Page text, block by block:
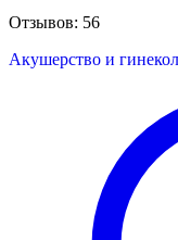
Отзывов: 56
Акушерство и